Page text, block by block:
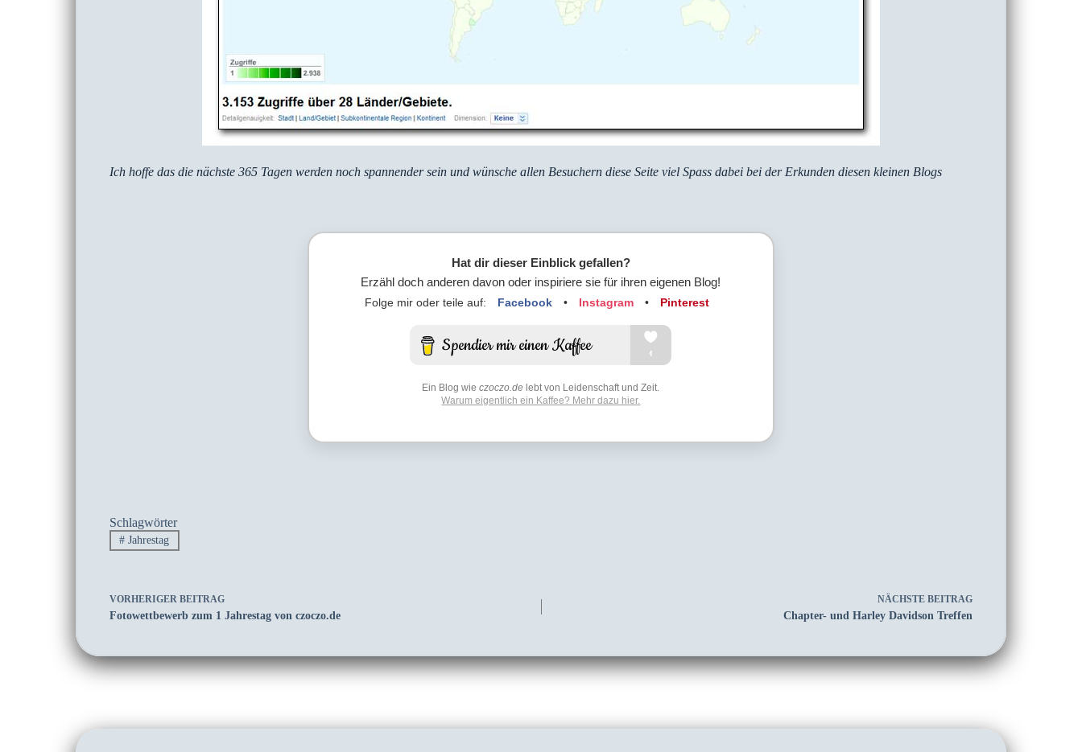
Ich hoffe das die nächste 365 Tagen werden noch spannender sein und wünsche allen Besuchern diese Seite viel Spass dabei bei der Erkunden diesen kleinen Blogs
Hat dir dieser Einblick gefallen?
Erzähl doch anderen davon oder inspiriere sie für ihren eigenen Blog!
Folge mir oder teile auf: Facebook • Instagram • Pinterest
Ein Blog wieczoczo.de lebt von Leidenschaft und Zeit.
Warum eigentlich ein Kaffee? Mehr dazu hier.
Schlagwörter
# Jahrestag
VORHERIGER BEITRAG
Fotowettbewerb zum 1 Jahrestag von czoczo.de
NÄCHSTEBEITRAG
Chapter- und Harley Davidson Treffen